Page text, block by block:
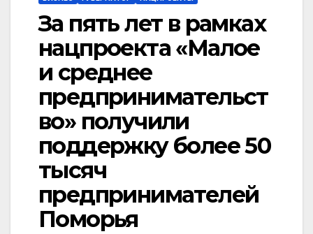
За пять лет в рамках
нацпроекта «Малое
и среднее
предпринимательст
во» получили
поддержку более 50
тысяч
предпринимателей
Поморья